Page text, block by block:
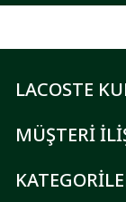
LACOSTE
MÜŞTERİ